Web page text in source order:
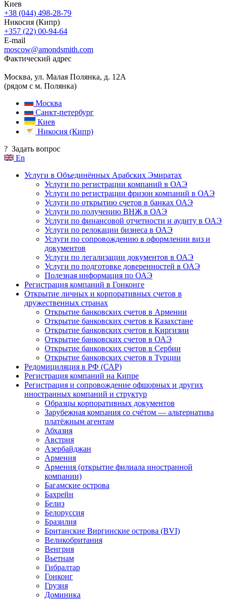
Киев
+38 (044) 498-28-79
Никосия (Кипр)
+357 (22) 00-94-64
E-mail
moscow@amondsmith.com
Фактический адрес
Москва, ул. Малая Полянка, д. 12А
(рядом с м. Полянка)
Москва
Санкт-петербург
Киев
Никосия (Кипр)
? Задать вопрос
En
Услуги в Объединённых Арабских Эмиратах
Услуги по регистрации компаний в ОАЭ
Услуги по регистрации фризон компаний в ОАЭ
Услуги по открытию счетов в банках ОАЭ
Услуги по получению ВНЖ в ОАЭ
Услуги по финансовой отчетности и аудиту в ОАЭ
Услуги по релокации бизнеса в ОАЭ
Услуги по сопровождению в оформлении виз и
документов
Услуги по легализации документов в ОАЭ
Услуги по подготовке доверенностей в ОАЭ
Полезная информация по ОАЭ
Регистрация компаний в Гонконге
Открытие личных и корпоративных счетов в
дружественных странах
Открытие банковских счетов в Армении
Открытие банковских счетов в Казахстане
Открытие банковских счетов в Киргизии
Открытие банковских счетов в ОАЭ
Открытие банковских счетов в Сербии
Открытие банковских счетов в Турции
Редомициляция в РФ (САР)
Регистрация компаний на Кипре
Регистрация и сопровождение офшорных и других
иностранных компаний и структур
Образцы корпоративных документов
Зарубежная компания со счётом — альтернатива
платёжным агентам
Абхазия
Австрия
Азербайджан
Армения
Армения (открытие филиала иностранной
компании)
Багамские острова
Бахрейн
Белиз
Белоруссия
Бразилия
Британские Виргинские острова (BVI)
Великобритания
Венгрия
Вьетнам
Гибралтар
Гонконг
Грузия
Доминика